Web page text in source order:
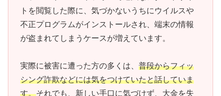
トを閲覧した際に、気づかないうちにウイルスや
不正プログラムがインストールされ、端末の情報
が盗まれてしまうケースが増えています。
実際に被害に遭った方の多くは、 普段からフィッ
シング詐欺などには気をつけていたと話していま
す。それでも、新しい手口に気づけず、大金を失